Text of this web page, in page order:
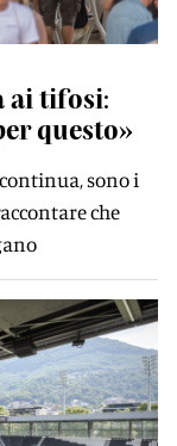
ai tifosi:
questo»
sono i
che